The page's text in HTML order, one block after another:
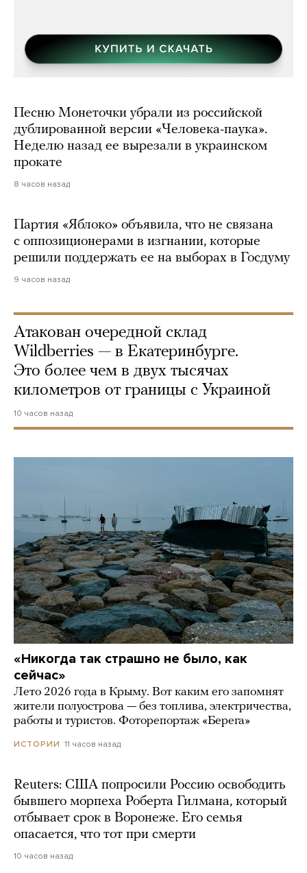
Песню Монеточки убрали из российской
дублированной версии «Человека-паука».
Неделю назад ее вырезали в украинском
прокате
8 часов назад
Партия «Яблоко» объявила, что не связана
с оппозиционерами в изгнании, которые
решили поддержать ее на выборах в Госдуму
9 часов назад
Атакован очередной склад
Wildberries — в Екатеринбурге.
Это более чем в двух тысячах
километров от границы с Украиной
10 часов назад
«Никогда так страшно не было, как
сейчас»
Лето 2026 года в Крыму. Вот каким его запомнят
жители полуострова — без топлива, электричества,
работы и туристов. Фоторепортаж «Берега»
ИСТОРИИ 11 часов назад
Reuters: США попросили Россию освободить
бывшего морпеха Роберта Гилмана, который
отбывает срок в Воронеже. Его семья
опасается, что тот при смерти
10 часов назад